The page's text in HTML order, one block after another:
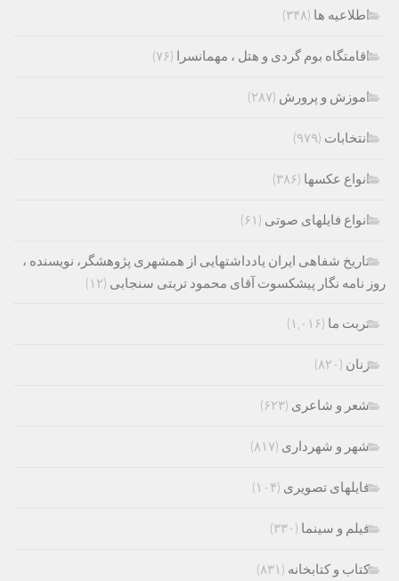
اطلاعیه ها (۳۴۸)
اقامتگاه بوم گردی و هتل ، مهمانسرا (۷۶)
اموزش و پرورش (۲۸۷)
انتخابات (۹۷۹)
انواع عکسها (۳۸۶)
انواع فایلهای صوتی (۶۱)
تاریخ شفاهی ایران یادداشتهایی از همشهری پژوهشگر، نویسنده ،
روز نامه نگار پیشکسوت آقای محمود تربتی سنجابی (۱۲)
تربت ما (۱,۰۱۶)
زنان (۸۲۰)
شعر و شاعری (۶۲۳)
شهر و شهرداری (۸۱۷)
فایلهای تصویری (۱۰۴)
فیلم و سینما (۳۳۰)
کتاب و کتابخانه (۸۳۱)